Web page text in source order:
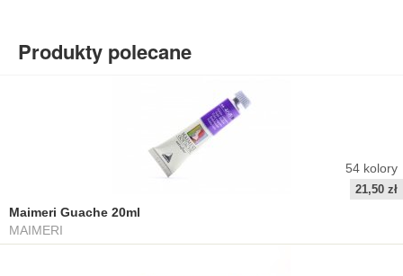
Produkty polecane
54 kolory
21,50 zł
Maimeri Guache 20ml
MAIMERI